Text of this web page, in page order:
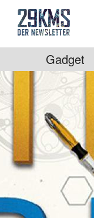
Gadget